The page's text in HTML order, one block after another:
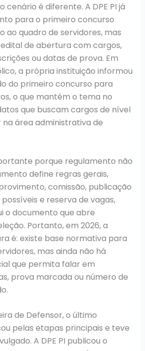
cenário é diferente. A DPE PI já
para o primeiro concurso
ao quadro de servidores, mas
de abertura com cargos,
ou datas de prova. Em
a própria instituição informou
do primeiro concurso para
o que mantém o tema no
que buscam cargos de nível
na área administrativa de
porque regulamento não
define regras gerais,
comissão, publicação
e reserva de vagas,
o documento que abre
Portanto, em 2026, a
é: existe base normativa para
mas ainda não há
que permita falar em
prova marcada ou número de
de Defensor, o último
pelas etapas principais e teve
A DPE PI publicou o